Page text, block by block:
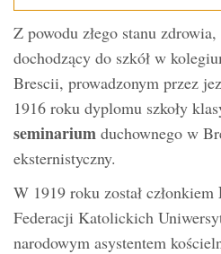
Z powodu złego stanu
dochodzący do szkół w
Brescii, prowadzonym przez
1916 roku dyplomu szkoły
seminarium duchownego w
eksternistyczny.
W 1919 roku został członkiem
Federacji Katolickich
narodowym asystentem